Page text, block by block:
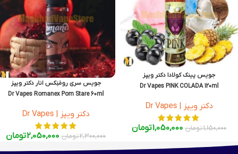
جویس پینک کولادا دکتر ویپز
Dr Vapes PINK COLADA 120ml
دکتر ویپز | Dr Vapes
1,150,000تومان 1,050,000تومان
جویس سری رومَنِکس انار دکتر ویپز
Dr Vapes Romanex Pom Stare 60ml
دکتر ویپز | Dr Vapes
2,300,000تومان 2,050,000تومان